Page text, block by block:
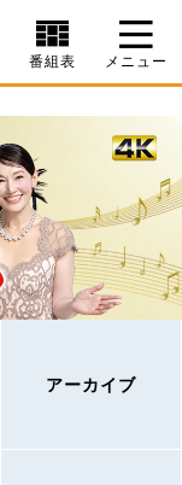
番組表 メニュー
アーカイブ